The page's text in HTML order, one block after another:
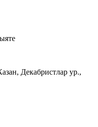
Декабристлар ур.,